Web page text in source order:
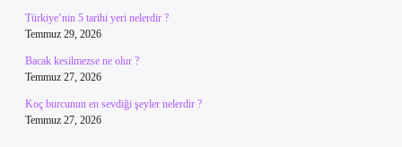
Türkiye’nin 5 tarihi yeri nelerdir ?
Temmuz 29, 2026
Bacak kesilmezse ne olur ?
Temmuz 27, 2026
Koç burcunun en sevdiği şeyler nelerdir ?
Temmuz 27, 2026